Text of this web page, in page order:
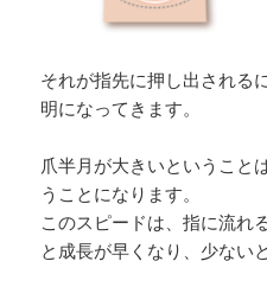
それが指先に押し出される
明になってきます。
爪半月が大きいということ
うことになります。
このスピードは、指に流れ
と成長が早くなり、少ない